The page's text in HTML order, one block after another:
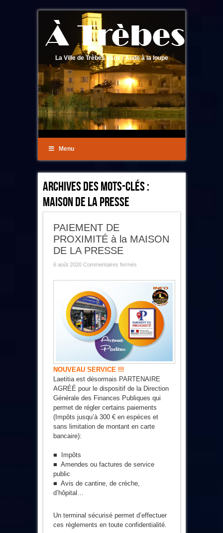
La Ville de Trèbes dans l'Aude à la loupe
Menu
Archives Des Mots-Clés :
Maison De La Presse
PAIEMENT DE
PROXIMITÉ à la MAISON
DE LA PRESSE
6 août 2020 Commentaires ferméssur
PROXIMITÉ
MAISON
LA
PRESSE
NOUVEAU SERVICE !!!
Laetitia est désormais PARTENAIRE
AGRÉÉ pour le dispositif de la Direction
Générale des Finances Publiques qui
permet de régler certains paiements
(Impôts jusqu’à 300 € en espèces et
sans limitation de montant en carte
bancaire):
■ Impôts
■ Amendes ou factures de service
public
■ Avis de cantine, de crèche,
d’hôpital…
Un terminal sécurisé permet d’effectuer
ces règlements en toute confidentialité.